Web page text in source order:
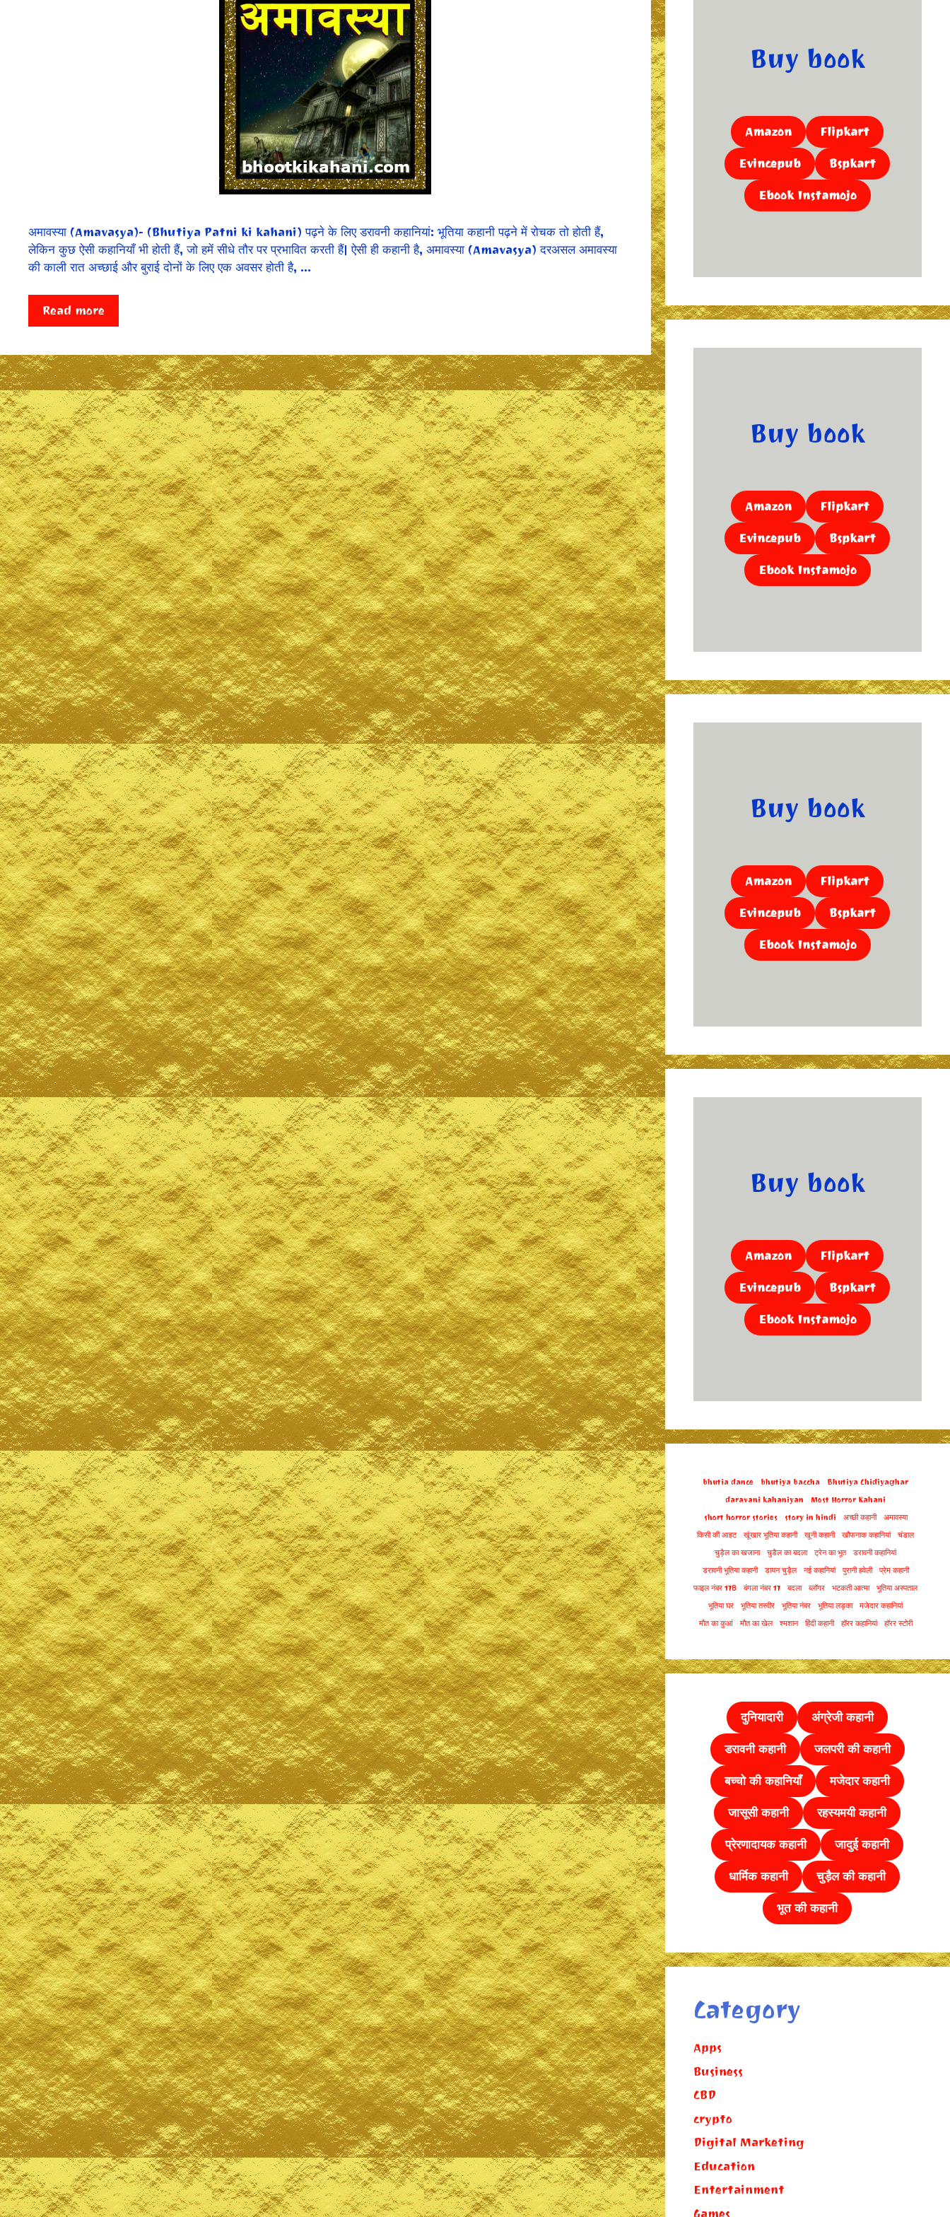
अमावस्या (Amavasya)- (Bhutiya Patni ki kahani) पढ़ने के लिए डरावनी कहानियां: भूतिया कहानी पढ़ने में रोचक तो होती हैं,
लेकिन कुछ ऐसी कहानियाँ भी होती हैं, जो हमें सीधे तौर पर प्रभावित करती हैं| ऐसी ही कहानी है, अमावस्या (Amavasya) दरअसल अमावस्या
की काली रात अच्छाई और बुराई दोनों के लिए एक अवसर होती है, …
Read more
Buy book
Amazon
Flipkart
Evincepub
Bspkart
Ebook Instamojo
Buy book
Amazon
Flipkart
Evincepub
Bspkart
Ebook Instamojo
Buy book
Amazon
Flipkart
Evincepub
Bspkart
Ebook Instamojo
Buy book
Amazon
Flipkart
Evincepub
Bspkart
Ebook Instamojo
bhutia dance bhutiya baccha
Bhutiya Chidiyaghar
daravani kahaniyan
Most Horror Kahani
short horror stories
story in hindi अच्छी कहानी
अमावस्या
किसी की आहट
खूंखार भूतिया कहानी खूनी कहानी खौफनाक कहानियां
चंडाल
चुड़ैल का खजाना
चुडैल का बदला ट्रेन का भूत
डरावनी कहानियां
डरावनी भूतिया कहानी
डायन चुड़ैल नई कहानियां पुरानी हवेली
प्रेम कहानी
फाइल नंबर 178
बंगला नंबर 17 बदला ब्लॉगर भटकती आत्मा
भूतिया अस्पताल
भूतिया घर
भूतिया तस्वीर भूतिया नंबर भूतिया लड़का
मजेदार कहानियां
मौत का कुआं
मौत का खेल श्मशान हिंदी कहानी हॉरर कहानियां हॉरर स्टोरी
दुनियादारी
अंग्रेजी कहानी
डरावनी कहानी
जलपरी की कहानी
बच्चो की कहानियाँ
मजेदार कहानी
जासूसी कहानी
रहस्यमयी कहानी
प्रेरणादायक कहानी
जादुई कहानी
धार्मिक कहानी
चुड़ैल की कहानी
भूत की कहानी
Category
Apps
Business
CBD
crypto
Digital Marketing
Education
Entertainment
Games